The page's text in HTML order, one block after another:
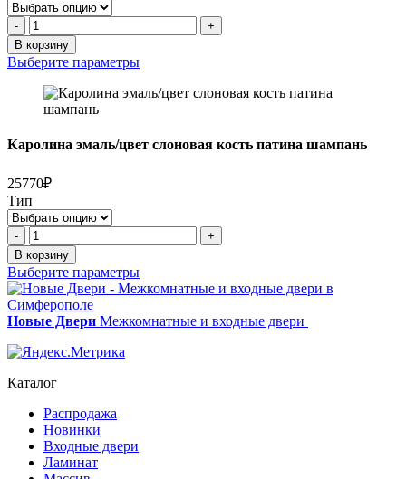
Количество
товара
Марокко
эмаль
-
+
В корзину
Выберите параметры
Каролина эмаль/цвет слоновая кость патина шампань
25770₽
Тип
Количество
товара
Каролина
эмаль/
цвет
слоновая
кость
патина
шампань
-
+
В корзину
Выберите параметры
Новые Двери Межкомнатные и входные двери
Каталог
Распродажа
Новинки
Входные двери
Ламинат